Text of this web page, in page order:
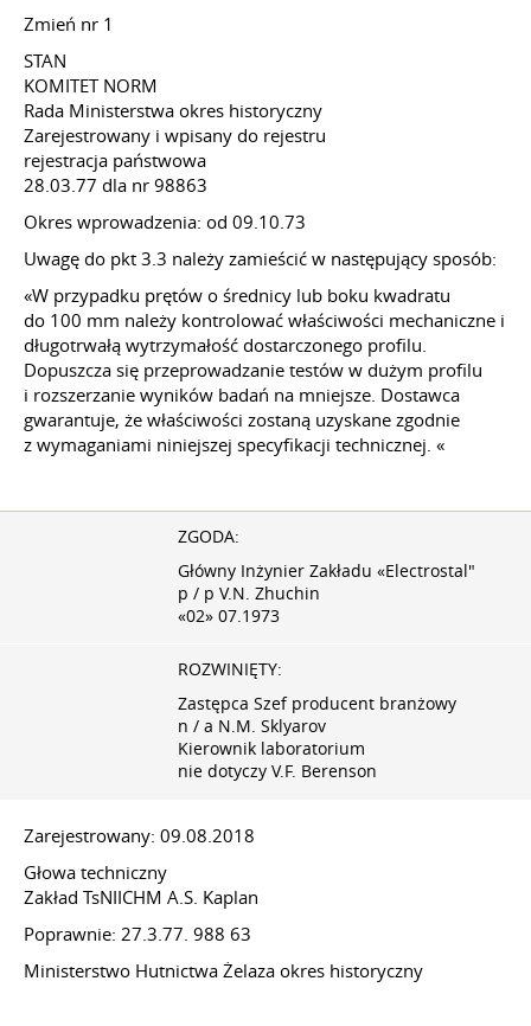
Zmień nr 1
STAN
KOMITET NORM
Rada Ministerstwa okres historyczny
Zarejestrowany i wpisany do rejestru
rejestracja państwowa
28.03.77 dla nr 98863
Okres wprowadzenia: od 09.10.73
Uwagę do pkt 3.3 należy zamieścić w następujący sposób:
«W przypadku prętów o średnicy lub boku kwadratu
do 100 mm należy kontrolować właściwości mechaniczne i
długotrwałą wytrzymałość dostarczonego profilu.
Dopuszcza się przeprowadzanie testów w dużym profilu
i rozszerzanie wyników badań na mniejsze. Dostawca
gwarantuje, że właściwości zostaną uzyskane zgodnie
z wymaganiami niniejszej specyfikacji technicznej. «
ZGODA:
Główny Inżynier Zakładu «Electrostal"
p / p V.N. Zhuchin
«02» 07.1973
ROZWINIĘTY:
Zastępca Szef producent branżowy
n / a N.M. Sklyarov
Kierownik laboratorium
nie dotyczy V.F. Berenson
Zarejestrowany: 09.08.2018
Głowa techniczny
Zakład TsNIICHM A.S. Kaplan
Poprawnie: 27.3.77. 988 63
Ministerstwo Hutnictwa Żelaza okres historyczny